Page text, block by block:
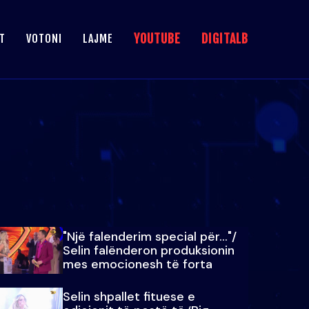
VOTONI LAJME YOUTUBE DIGITALB
"Një falenderim special për…"/
Selin falënderon produksionin
mes emocionesh të forta
Selin shpallet fituese e